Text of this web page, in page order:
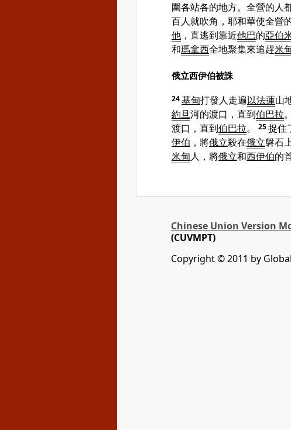
圍各站各的地方。全營的人
百人就吹角，耶和華使全營
他 ，直逃到靠近他巴的亞伯
和瑪拿西全地聚集來追趕米
俄立西伊伯被誅
24基甸打發人走遍以法蓮山
約旦河的渡口，直到伯巴拉
渡口，直到伯巴拉。 25捉住
伊伯 ，將俄立殺在俄立磐石
米甸人，將俄立和西伊伯的
Chinese Union Version
(CUVMPT)
Copyright © 2011 by